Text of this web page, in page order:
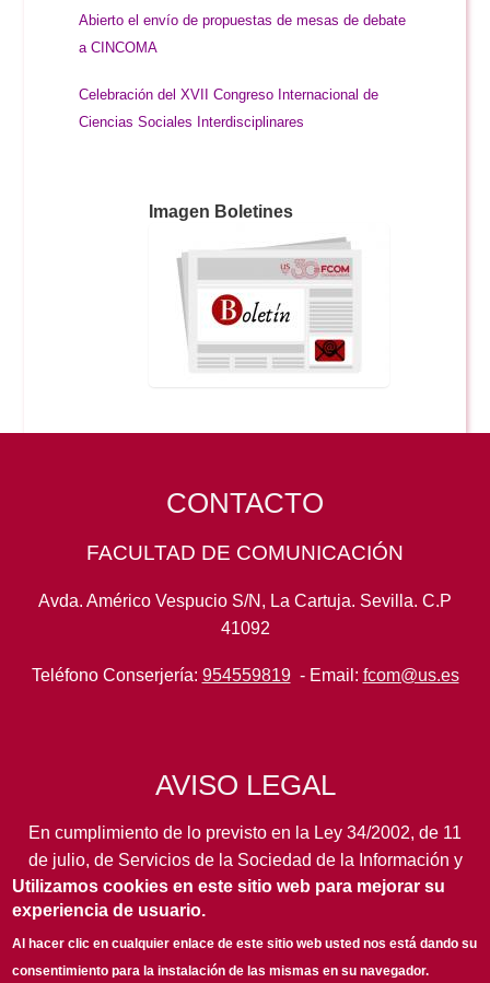
Abierto el envío de propuestas de mesas de debate
a CINCOMA
Celebración del XVII Congreso Internacional de
Ciencias Sociales Interdisciplinares
Imagen Boletines
CONTACTO
FACULTAD DE COMUNICACIÓN
Avda. Américo Vespucio S/N, La Cartuja. Sevilla. C.P
41092
Teléfono Conserjería: 954559819- Email: fcom@us.es
AVISO LEGAL
En cumplimiento de lo previsto en la Ley 34/2002, de 11
de julio, de Servicios de la Sociedad de la Información y
de Comercio Electrónico, así como en otras normas de
legal aplicación, se pone en conocimiento de los
usuarios de este portal de laUniversidad de Sevillalos
siguientes datos de información general...leer más
Utilizamos cookies en este sitio web para mejorar su
experiencia de usuario.
Al hacer clic en cualquier enlace de este sitio web usted nos está dando su
consentimiento para la instalación de las mismas en su navegador.